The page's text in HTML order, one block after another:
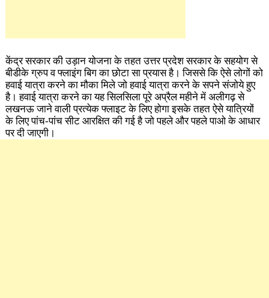
केंद्र सरकार की उड़ान योजना के तहत उत्तर प्रदेश सरकार के सहयोग से
बीडीके ग्रुप व फ्लाइंग बिग का छोटा सा प्रयास है। जिससे कि ऐसे लोगों को
हवाई यात्रा करने का मौका मिले जो हवाई यात्रा करने के सपने संजोये हुए
है। हवाई यात्रा करने का यह सिलसिला पूरे अप्रैल महीने में अलीगढ़ से
लखनऊ जाने वाली प्रत्येक फ्लाइट के लिए होगा इसके तहत ऐसे यात्रियों
के लिए पांच-पांच सीट आरक्षित की गई है जो पहले और पहले पाओ के आधार
पर दी जाएगी।